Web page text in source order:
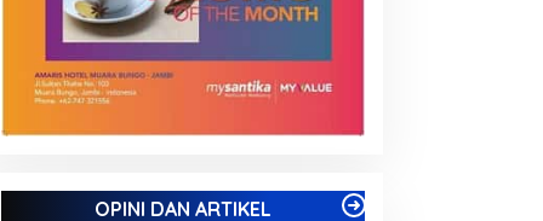
OPINI DAN ARTIKEL